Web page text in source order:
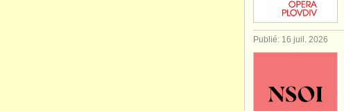
Publié: 16 juil. 2026